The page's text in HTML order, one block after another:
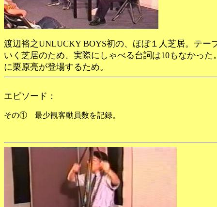
渡辺裕之UNLUCKY BOYS初の、ほぼ１人芝居。テ
いく芝居のため、実際にしゃべる台詞は10もなかっ
に栗原亮が登場するため。
エピソード：
その① 最少観客動員数を記録。